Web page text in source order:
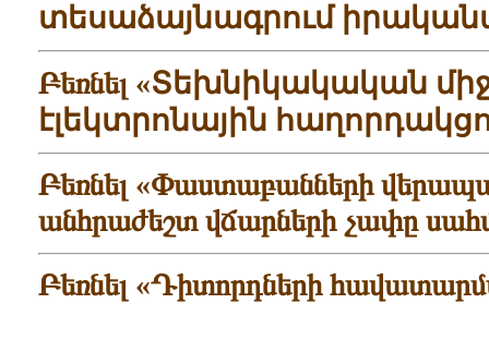
տեսաձայնագրում
Բեռնել «Տեխնիկակական
էլեկտրոնային
Բեռնել «Փաստաբանների
անհրաժեշտ վճարների չափը
Բեռնել «Դիտորդների